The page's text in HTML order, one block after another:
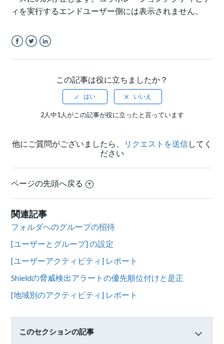
ィを実行するエンドユーザー側には表示されません。
この記事は役に立ちましたか？
2人中1人がこの記事が役に立ったと言っています
他にご質問がございましたら、 リクエストを送信してく
ださい
ページの先頭へ戻る
関連記事
フォルダへのグループの招待
[ユーザーとグループ] の設定
[ユーザーアクティビティ] レポート
Shieldの脅威検出アラートの優先順位付けと是正
[地域別のアクティビティ] レポート
このセクションの記事